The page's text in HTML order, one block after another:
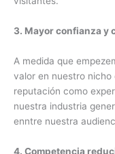
3. Mayor confianza y
A medida que
valor en nuestro nicho
reputación como
nuestra industria
enntre nuestra
4. Competencia